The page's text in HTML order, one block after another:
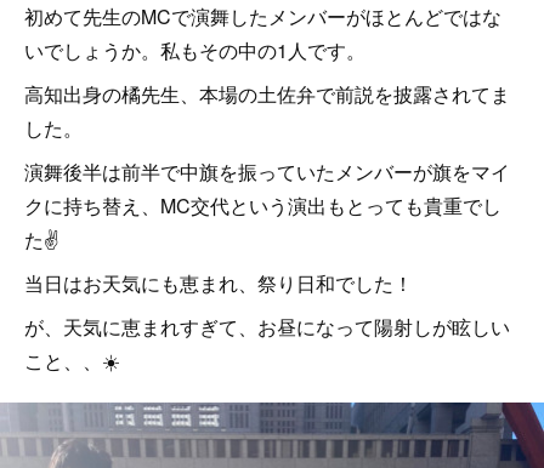
初めて先生のMCで演舞したメンバーがほとんどではな
いでしょうか。私もその中の1人です。
高知出身の橘先生、本場の土佐弁で前説を披露されてま
した。
演舞後半は前半で中旗を振っていたメンバーが旗をマイ
クに持ち替え、MC交代という演出もとっても貴重でし
た✌️
当日はお天気にも恵まれ、祭り日和でした！
が、天気に恵まれすぎて、お昼になって陽射しが眩しい
こと、、☀️